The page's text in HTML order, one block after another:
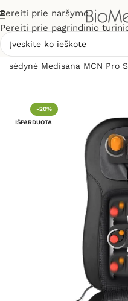
Pereiti prie naršymo
Pereiti prie pagrindinio
sėdynė Medisana MCN Pro
-20%
IŠPARDUOTA